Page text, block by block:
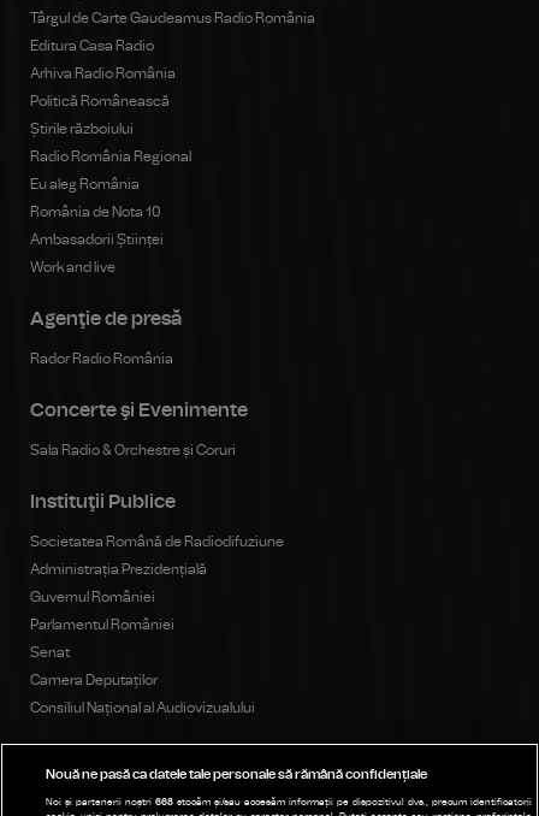
Târgul de Carte Gaudeamus Radio România
Editura Casa Radio
Arhiva Radio România
Politică Românească
Știrile războiului
Radio România Regional
Eu aleg România
România de Nota 10
Ambasadorii Științei
Work and live
Agenţie de presă
Rador Radio România
Concerte şi Evenimente
Sala Radio & Orchestre și Coruri
Instituţii Publice
Societatea Română de Radiodifuziune
Administrația Prezidențială
Guvernul României
Parlamentul României
Senat
Camera Deputaților
Consiliul Național al Audiovizualului
Nouă ne pasă ca datele tale personale să rămână confidențiale
Noi și partenerii noștri668 stocăm și/sau accesăm informații pe dispozitivul dvs., precum identificatorii